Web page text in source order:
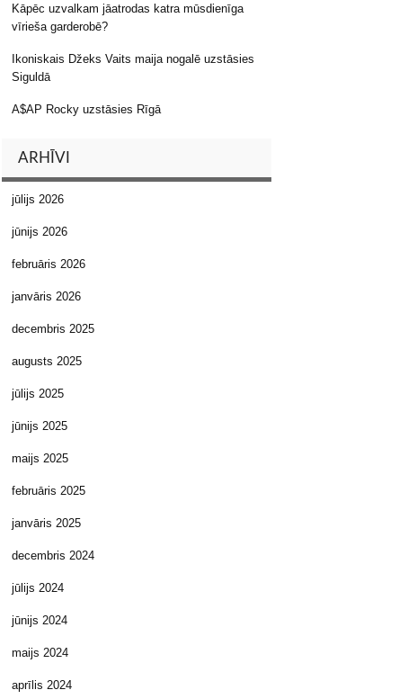
Kāpēc uzvalkam jāatrodas katra mūsdienīga
vīrieša garderobē?
Ikoniskais Džeks Vaits maija nogalē uzstāsies
Siguldā
A$AP Rocky uzstāsies Rīgā
ARHĪVI
jūlijs 2026
jūnijs 2026
februāris 2026
janvāris 2026
decembris 2025
augusts 2025
jūlijs 2025
jūnijs 2025
maijs 2025
februāris 2025
janvāris 2025
decembris 2024
jūlijs 2024
jūnijs 2024
maijs 2024
aprīlis 2024